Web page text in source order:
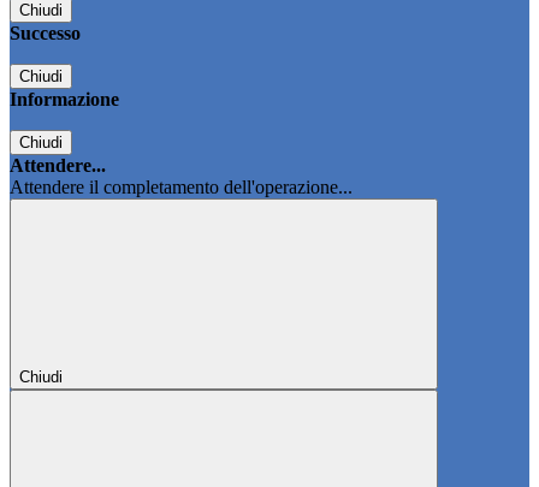
Chiudi
Successo
Chiudi
Informazione
Chiudi
Attendere...
Attendere il completamento dell'operazione...
Chiudi